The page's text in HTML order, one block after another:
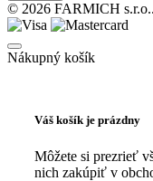
© 2026 FARMICH
Nákupný košík
Váš košík je prázdny
Môžete si prezrieť
nich zakúpiť v